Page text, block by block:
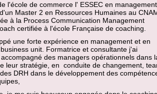
l'école de commerce l' ESSEC en management
Master 2 en Ressources Humaines au
à la Process Communication Management
certifiée à l'école Française de coaching.
une forte expérience en management et en
unit. Formatrice et consultante j'ai
des managers opérationnels dans
leur stratégie, en conduite de changement,
DRH dans le développement des